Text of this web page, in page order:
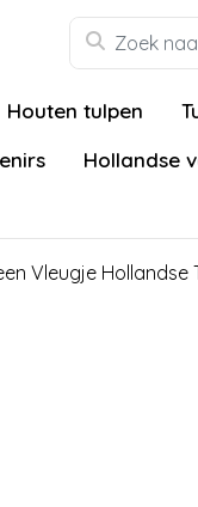
Houten tulpen
Hollandse
Vleugje Hollandse